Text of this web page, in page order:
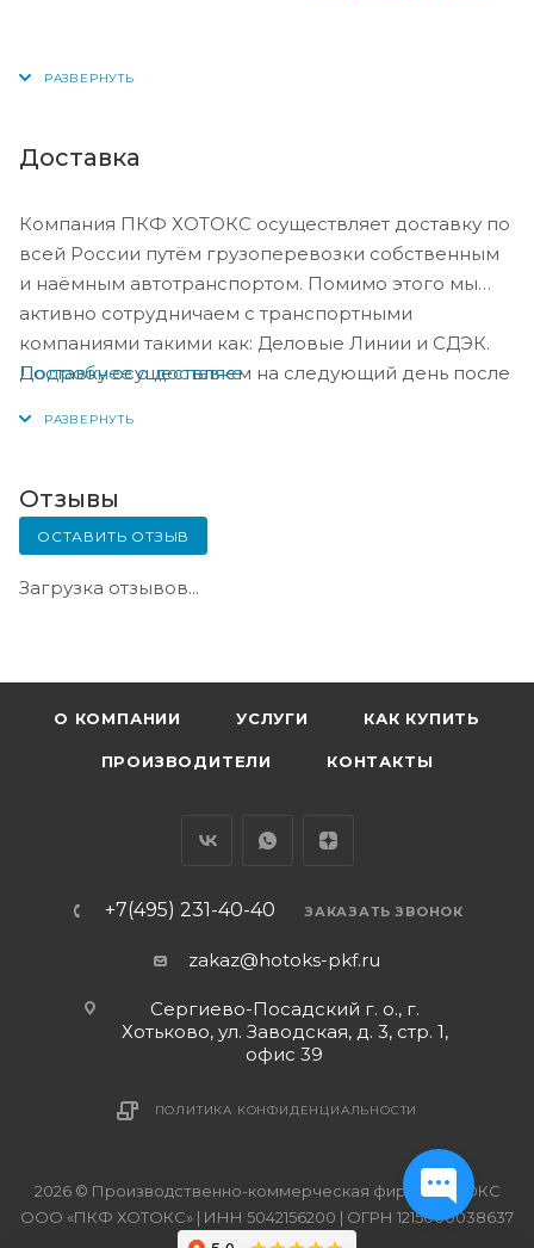
Доставка
Компания ПКФ ХОТОКС осуществляет доставку по
всей России путём грузоперевозки собственным
и наёмным автотранспортом. Помимо этого мы
активно сотрудничаем с транспортными
компаниями такими как: Деловые Линии и СДЭК.
Доставку осуществляем на следующий день после
Подробнее о доставке
Отзывы
ОСТАВИТЬ ОТЗЫВ
Загрузка отзывов...
О КОМПАНИИ УСЛУГИ КАК КУПИТЬ
ПРОИЗВОДИТЕЛИ КОНТАКТЫ
+7(495) 231-40-40 ЗАКАЗАТЬ ЗВОНОК
zakaz@hotoks-pkf.ru
Сергиево-Посадский г. о., г.
Хотьково, ул. Заводская, д. 3, стр. 1,
офис 39
ПОЛИТИКА КОНФИДЕНЦИАЛЬНОСТИ
2026 © Производственно-коммерческая фирма ХОТОКС
ООО «ПКФ ХОТОКС» | ИНН 5042156200 | ОГРН 1215000038637